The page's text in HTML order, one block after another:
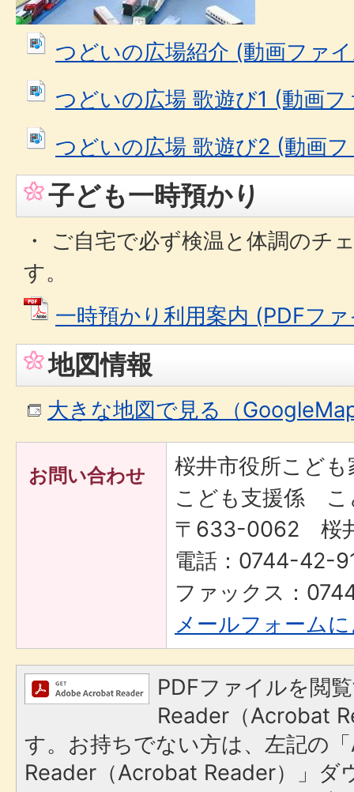
つどいの広場紹介 (動画ファ
つどいの広場 歌遊び1 (動画
つどいの広場 歌遊び2 (動画
子ども一時預かり
・ ご自宅で必ず検温と体調のチ
す。
一時預かり利用案内 (PDFフ
地図情報
大きな地図で見る（
お問い合わせ
桜井市役所こど
こども支援係 こ
〒633-0062 桜
電話：0744-42-
ファックス：
メールフォーム
PDFファイルを閲
Reader（Acrobat
す。お持ちでない方は、左記の
Reader（Acrobat Reader）」ダ